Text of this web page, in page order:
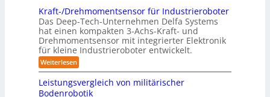
a
x
s
n
a
h
e
r
f
2
0
2
n
g
S
y
s
e
m
p
a
t
e
s
3
Kraft-/Drehmomentsensor für Industrieroboter
Das Deep-Tech-Unternehmen Delfa Systems
hat einen kompakten 3-Achs-Kraft- und
Drehmomentsensor mit integrierter Elektronik
für kleine Industrieroboter entwickelt.
Weiterlesen:
K
a
f
Leistungsvergleich von militärischer
Bodenrobotik